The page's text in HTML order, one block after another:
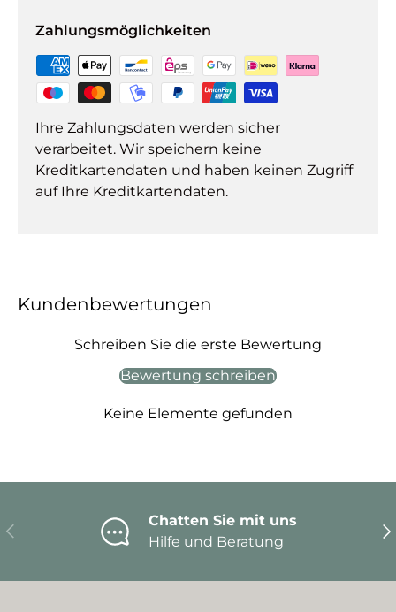
Zahlungsmöglichkeiten
Ihre Zahlungsdaten werden sicher
verarbeitet. Wir speichern keine
Kreditkartendaten und haben keinen Zugriff
auf Ihre Kreditkartendaten.
Kundenbewertungen
Schreiben Sie die erste Bewertung
Bewertung schreiben
Keine Elemente gefunden
Vorherige
Chatten Sie mit uns
Hilfe und Beratung